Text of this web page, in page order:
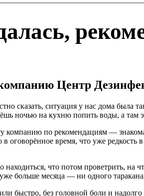
Центр
сказать, ситуация у нас дома была
ночью на кухню попить воды, а там
компанию по рекомендациям —
оговорённое время, что уже
что потом проветрить, на
больше месяца — ни одного
быстро, без головной боли и